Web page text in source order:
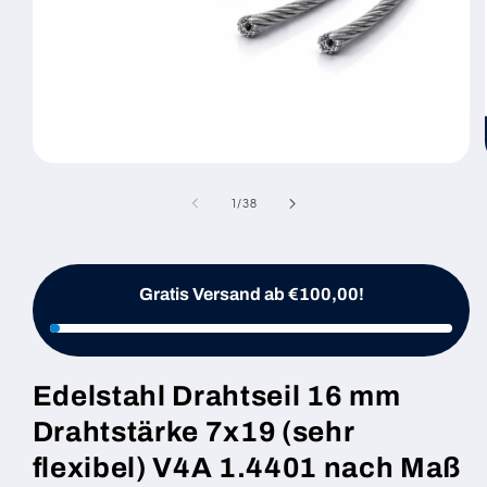
1 /von
38
Gratis Versand ab €100,00!
Edelstahl Drahtseil 16 mm
Drahtstärke 7x19 (sehr
flexibel) V4A 1.4401 nach Maß